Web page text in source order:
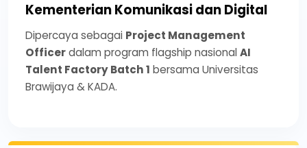
Kementerian Komunikasi dan Digital
Dipercaya sebagai Project Management
Officerdalam program flagship nasional AI
Talent Factory Batch 1 bersama Universitas
Brawijaya & KADA.